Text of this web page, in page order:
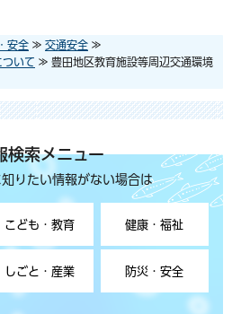
安全 ≫ 交通安全 ≫
いて ≫ 豊田地区教育施設等周辺交通環境
検索メニュー
りたい情報がない場合は
こども・教育 健康・福祉
しごと・産業 防災・安全